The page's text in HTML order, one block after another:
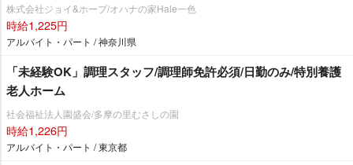
株式会社ジョイ&ホープ/オハナの家Hale一色
時給1,225円
アルバイト・パート / 神奈川県
「未経験OK」調理スタッフ/調理師免許必須/日勤のみ/特別養護
老人ホーム
社会福祉法人園盛会/多摩の里むさしの園
時給1,226円
アルバイト・パート / 東京都